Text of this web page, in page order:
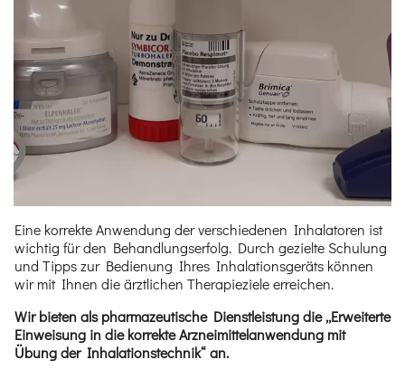
Eine korrekte Anwendung der verschiedenen Inhalatoren ist
wichtig für den Behandlungserfolg. Durch gezielte Schulung
und Tipps zur Bedienung Ihres Inhalationsgeräts können
wir mit Ihnen die ärztlichen Therapieziele erreichen.
Wir bieten als pharmazeutische Dienstleistung die „Erweiterte
Einweisung in die korrekte Arzneimittelanwendung mit
Übung der Inhalationstechnik“ an.